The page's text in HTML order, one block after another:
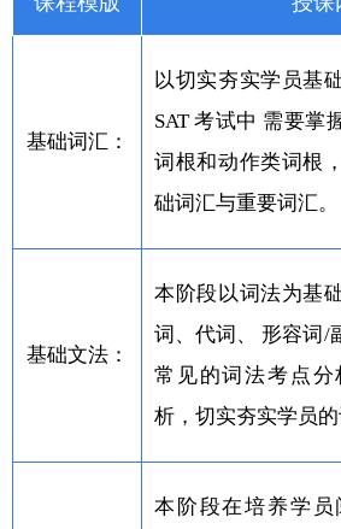
基础词汇：
以切实夯实学员基
SAT 考试中 需要掌
词根和动作类词根
础词汇与重要词汇。
基础文法：
本阶段以词法为基
词、代词、 形容词/
常见的词法考点
析，切实夯实学员的
本阶段在培养学